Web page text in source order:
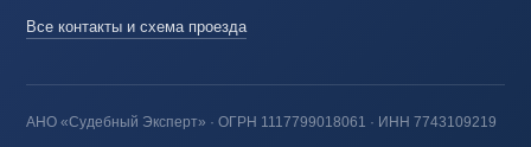
Все контакты и схема проезда
АНО «Судебный Эксперт» · ОГРН 1117799018061 · ИНН 7743109219